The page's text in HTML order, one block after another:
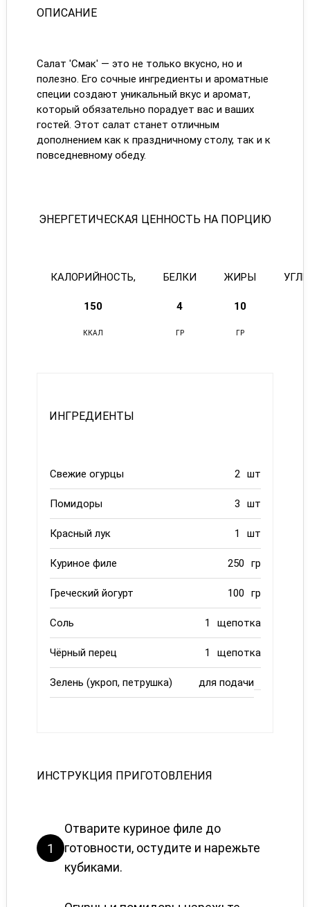
ОПИСАНИЕ
Салат 'Смак' — это не только вкусно, но и
полезно. Его сочные ингредиенты и ароматные
специи создают уникальный вкус и аромат,
который обязательно порадует вас и ваших
гостей. Этот салат станет отличным
дополнением как к праздничному столу, так и к
повседневному обеду.
ЭНЕРГЕТИЧЕСКАЯ ЦЕННОСТЬ НА ПОРЦИЮ
КАЛОРИЙНОСТЬ, БЕЛКИ ЖИРЫ
150 4 10
ККАЛ ГР ГР
ИНГРЕДИЕНТЫ
Свежие огурцы 2 шт
Помидоры 3 шт
Красный лук 1 шт
Куриное филе 250 гр
Греческий йогурт 100 гр
Соль 1 щепотка
Чёрный перец 1 щепотка
Зелень (укроп, петрушка) для подачи
ИНСТРУКЦИЯ ПРИГОТОВЛЕНИЯ
1
Отварите куриное филе до
готовности, остудите и нарежьте
кубиками.